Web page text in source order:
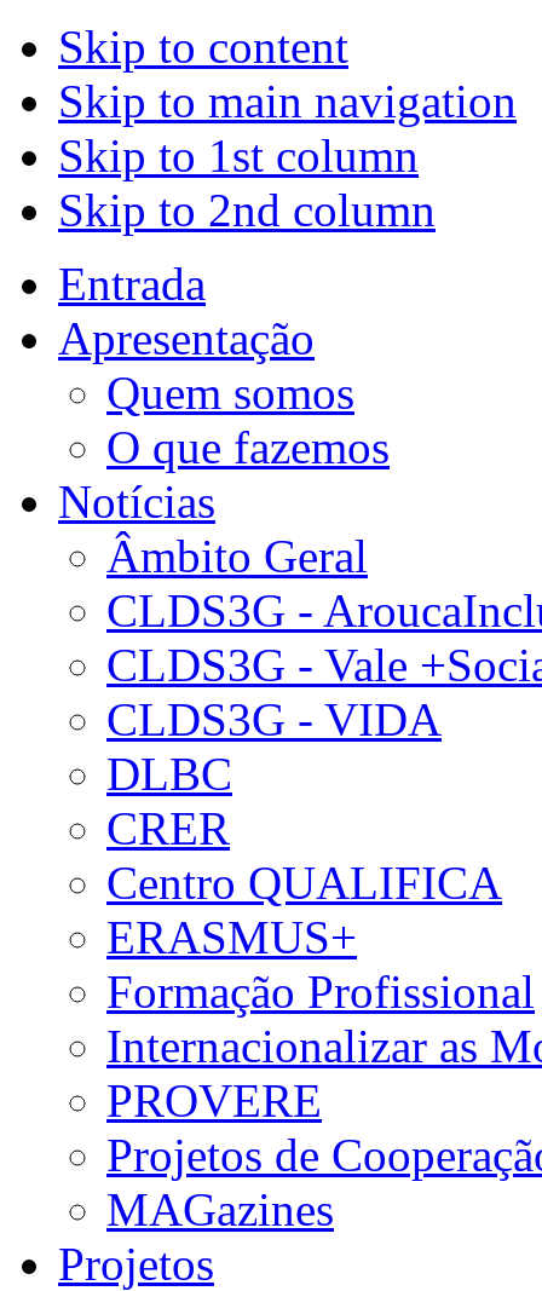
Skip to content
Skip to main navigation
Skip to 1st column
Skip to 2nd column
Entrada
Apresentação
Quem somos
O que fazemos
Notícias
Âmbito Geral
CLDS3G -
CLDS3G - Vale
CLDS3G - VIDA
DLBC
CRER
Centro QUALIFICA
ERASMUS+
Formação Profissional
Internacionalizar as
PROVERE
Projetos de
MAGazines
Projetos